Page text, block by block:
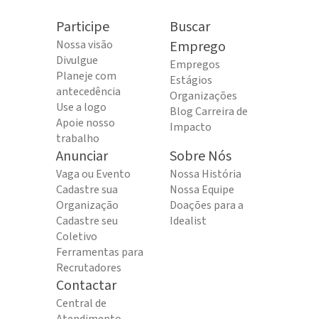
Participe
Nossa visão
Divulgue
Planeje com
antecedência
Use a logo
Apoie nosso
trabalho
Buscar
Emprego
Empregos
Estágios
Organizações
Blog Carreira de
Impacto
Anunciar
Vaga ou Evento
Cadastre sua
Organização
Cadastre seu
Coletivo
Ferramentas para
Recrutadores
Sobre Nós
Nossa História
Nossa Equipe
Doações para a
Idealist
Contactar
Central de